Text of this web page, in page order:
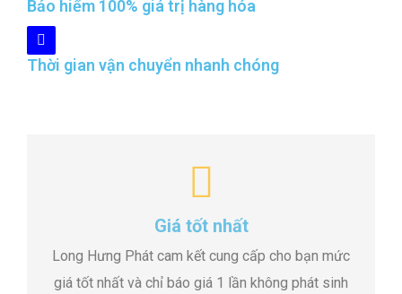
Bảo hiểm 100% giá trị hàng hóa
Thời gian vận chuyển nhanh chóng
Giá tốt nhất
Long Hưng Phát cam kết cung cấp cho bạn mức
giá tốt nhất và chỉ báo giá 1 lần không phát sinh